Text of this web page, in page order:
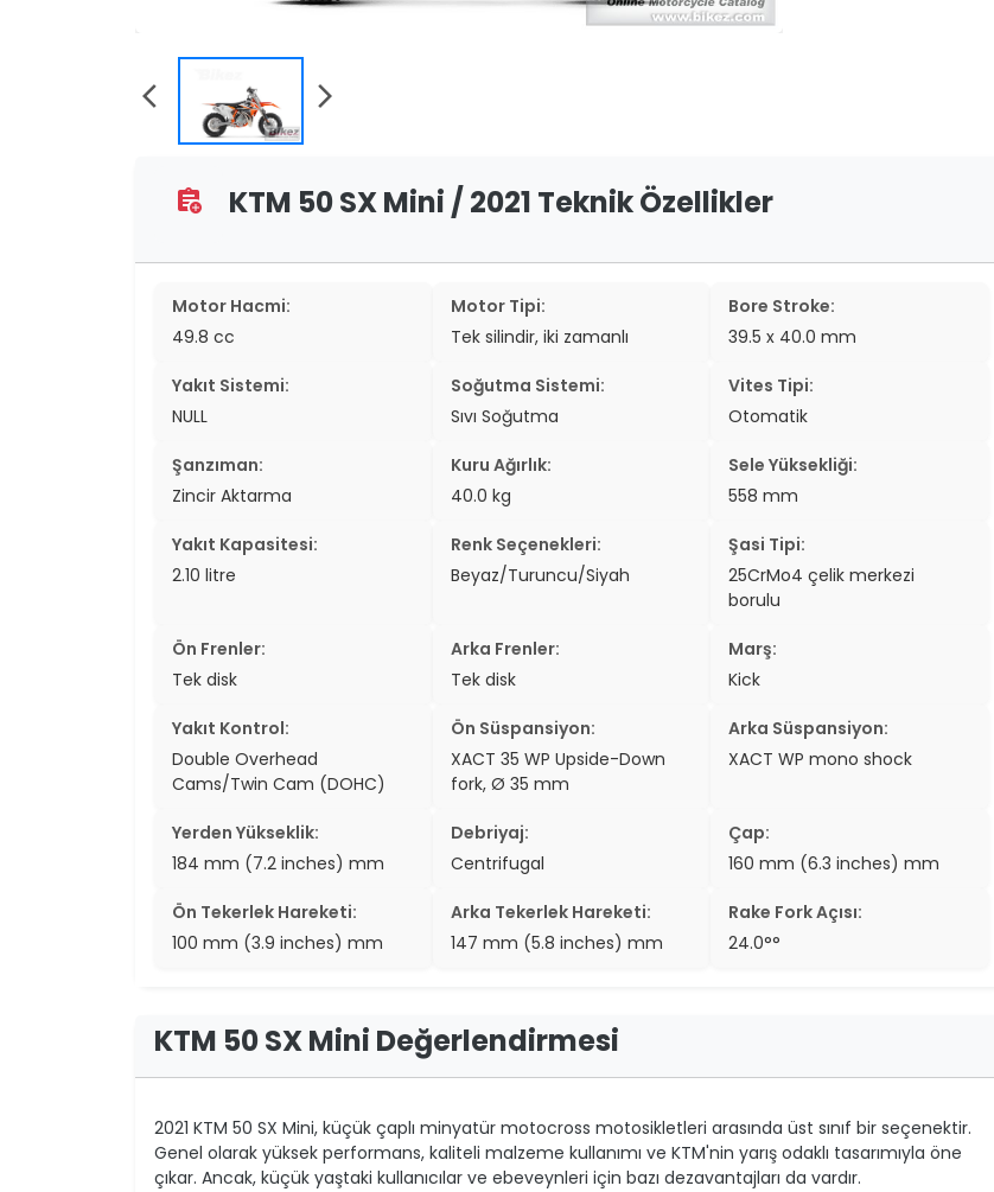
two_wheeler
arrow_back_ios arrow_forward_ios
assignment_add KTM 50 SX Mini / 2021 Teknik Özellikler
Motor Hacmi:
49.8 cc
Motor Tipi:
Tek silindir, iki zamanlı
Bore Stroke:
39.5 x 40.0 mm
Yakıt Sistemi:
NULL
Soğutma Sistemi:
Sıvı Soğutma
Vites Tipi:
Otomatik
Şanzıman:
Zincir Aktarma
Kuru Ağırlık:
40.0 kg
Sele Yüksekliği:
558 mm
Yakıt Kapasitesi:
2.10 litre
Renk Seçenekleri:
Beyaz/Turuncu/Siyah
Şasi Tipi:
25CrMo4 çelik merkezi
borulu
Ön Frenler:
Tek disk
Arka Frenler:
Tek disk
Marş:
Kick
Yakıt Kontrol:
Double Overhead
Cams/Twin Cam (DOHC)
Ön Süspansiyon:
XACT 35 WP Upside-Down
fork, Ø 35 mm
Arka Süspansiyon:
XACT WP mono shock
Yerden Yükseklik:
184 mm (7.2 inches) mm
Debriyaj:
Centrifugal
Çap:
160 mm (6.3 inches) mm
Ön Tekerlek Hareketi:
100 mm (3.9 inches) mm
Arka Tekerlek Hareketi:
147 mm (5.8 inches) mm
Rake Fork Açısı:
24.0°°
KTM 50 SX Mini Değerlendirmesi
2021 KTM 50 SX Mini, küçük çaplı minyatür motocross motosikletleri arasında üst sınıf bir seçenektir.
Genel olarak yüksek performans, kaliteli malzeme kullanımı ve KTM'nin yarış odaklı tasarımıyla öne
çıkar. Ancak, küçük yaştaki kullanıcılar ve ebeveynleri için bazı dezavantajları da vardır.